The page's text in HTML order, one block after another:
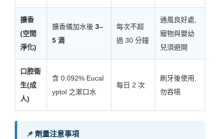
擴香
(空間
淨化)
擴香儀加水後 3–
5 滴
每次不超
過 30 分鐘
通風良好處,
寵物與嬰幼
兒須避開
口腔衛
生(成
人)
含 0.092% Eucal
yptol 之漱口水
每日 2 次
刷牙後使用,
勿吞嚥
📌 劑量注意事項